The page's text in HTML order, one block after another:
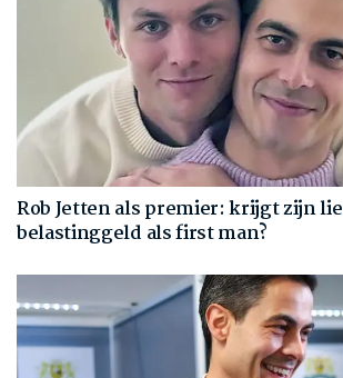
Rob Jetten als premier: krijgt zijn
belastinggeld als first man?